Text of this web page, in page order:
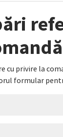
cu privire la
formular